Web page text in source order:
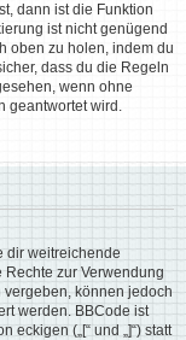
dann ist die Funktion
ist nicht genügend
oben zu holen, indem du
dass du die Regeln
wenn ohne
geantwortet wird.
dir weitreichende
Rechte zur Verwendung
können jedoch
werden. BBCode ist
(„[“ und „]“) statt